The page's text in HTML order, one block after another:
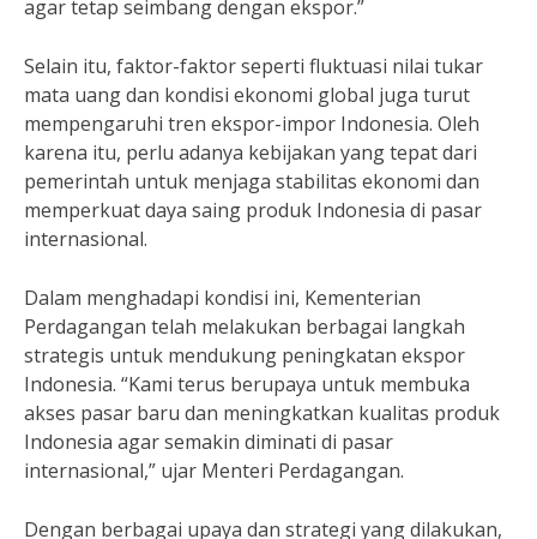
agar tetap seimbang dengan ekspor.”
Selain itu, faktor-faktor seperti fluktuasi nilai tukar
mata uang dan kondisi ekonomi global juga turut
mempengaruhi tren ekspor-impor Indonesia. Oleh
karena itu, perlu adanya kebijakan yang tepat dari
pemerintah untuk menjaga stabilitas ekonomi dan
memperkuat daya saing produk Indonesia di pasar
internasional.
Dalam menghadapi kondisi ini, Kementerian
Perdagangan telah melakukan berbagai langkah
strategis untuk mendukung peningkatan ekspor
Indonesia. “Kami terus berupaya untuk membuka
akses pasar baru dan meningkatkan kualitas produk
Indonesia agar semakin diminati di pasar
internasional,” ujar Menteri Perdagangan.
Dengan berbagai upaya dan strategi yang dilakukan,